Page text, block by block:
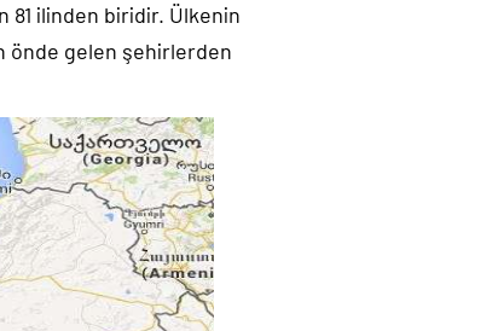
81 ilinden biridir. Ülkenin
önde gelen şehirlerden